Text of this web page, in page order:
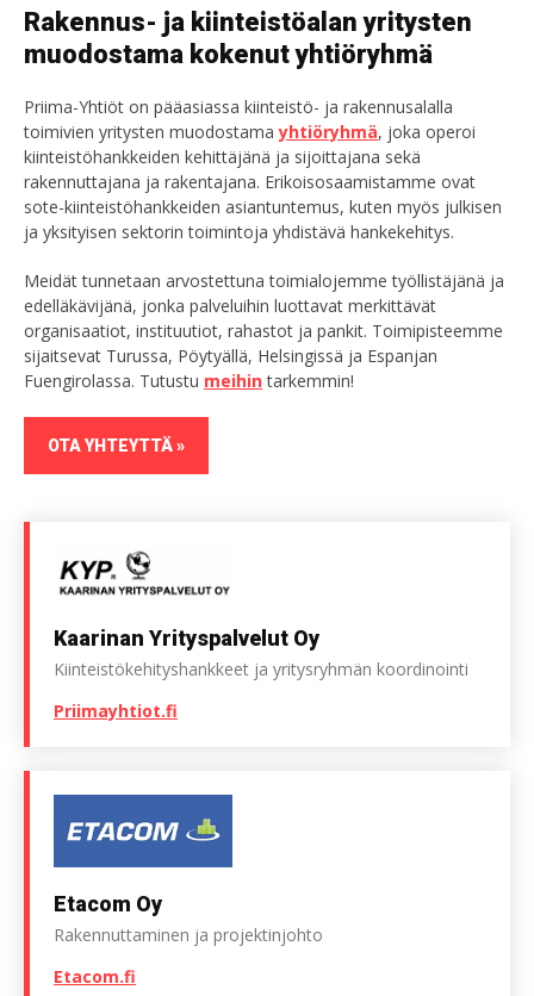
Rakennus- ja kiinteistö­alan yritysten
muodostama kokenut yhtiöryhmä
Priima-Yhtiöt on pääasiassa kiinteistö- ja rakennus­alalla
toimivien yritysten muodostamayhtiöryhmä, joka operoi
kiinteistö­hankkeiden kehittäjänä ja sijoittajana sekä
rakennuttajana ja rakentajana. Erikois­osaamistamme ovat
sote-kiinteistö­hankkeiden asian­tuntemus, kuten myös julkisen
ja yksityisen sektorin toimintoja yhdistävä hankekehitys.
Meidät tunnetaan arvostettuna toimialojemme työl­listäjänä ja
edellä­kävijänä, jonka palveluihin luottavat merkittävät
organisaatiot, instituutiot, rahastot ja pankit. Toimipisteemme
sijaitsevat Turussa, Pöytyällä, Helsingissä ja Espanjan
Fuengirolassa. Tutustu meihintarkemmin!
OTA YHTEYTTÄ »
Kaarinan Yritys­palvelut Oy
Kiinteistökehityshankkeet ja yritysryhmän koordinointi
Priimayhtiot.fi
Etacom Oy
Rakennut­taminen ja projektin­johto
Etacom.fi